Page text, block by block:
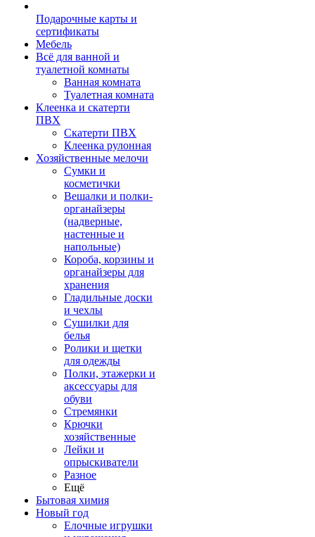
Подарочные карты и
сертификаты
Мебель
Всё для ванной и
туалетной комнаты
Ванная комната
Туалетная комната
Клеенка и скатерти
ПВХ
Скатерти ПВХ
Клеенка рулонная
Хозяйственные мелочи
Сумки и
косметички
Вешалки и полки-
органайзеры
(надверные,
настенные и
напольные)
Короба, корзины и
органайзеры для
хранения
Гладильные доски
и чехлы
Сушилки для
белья
Ролики и щетки
для одежды
Полки, этажерки и
аксессуары для
обуви
Стремянки
Крючки
хозяйственные
Лейки и
опрыскиватели
Разное
Ещё
Бытовая химия
Новый год
Елочные игрушки